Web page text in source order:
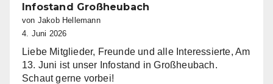
Infostand Großheubach
von Jakob Hellemann
4. Juni 2026
Liebe Mitglieder, Freunde und alle Interessierte, Am
13. Juni ist unser Infostand in Großheubach.
Schaut gerne vorbei!